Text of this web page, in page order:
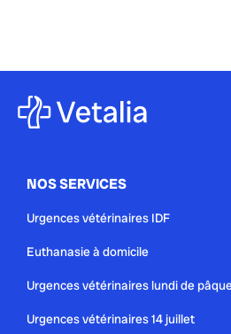
NOS SERVICES
Urgences vétérinaires IDF
Euthanasie à domicile
Urgences vétérinaires lundi de
Urgences vétérinaires 14 juillet